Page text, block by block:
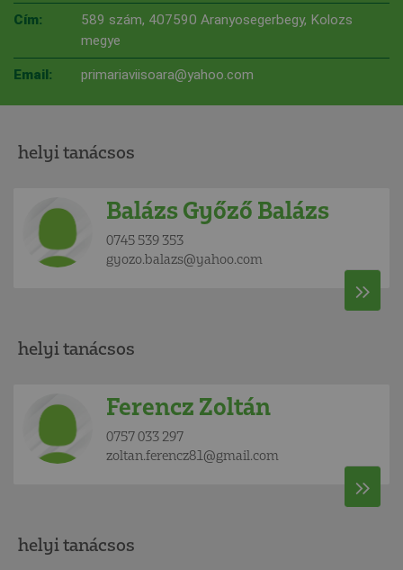
Cím:
589 szám, 407590 Aranyosegerbegy, Kolozs
megye
Email: primariaviisoara@yahoo.com
helyi tanácsos
Balázs Győző Balázs
0745 539 353
gyozo.balazs@yahoo.com
helyi tanácsos
Ferencz Zoltán
0757 033 297
zoltan.ferencz81@gmail.com
helyi tanácsos